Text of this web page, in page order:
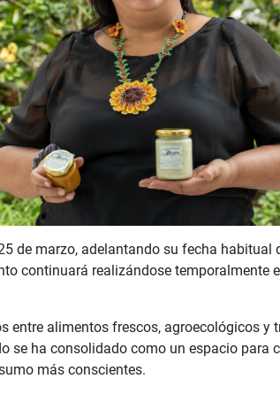
de marzo, adelantando su fecha
continuará realizándose temporalmente
entre alimentos frescos, agroecológicos
se ha consolidado como un espacio para
más conscientes.